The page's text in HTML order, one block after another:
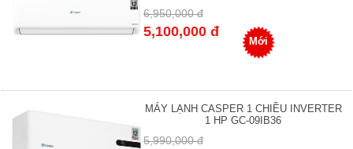
6,950,000 đ
5,100,000 đ
Mới
MÁY LẠNH CASPER 1 CHIỀU INVERTER
1 HP GC-09IB36
5,990,000 đ